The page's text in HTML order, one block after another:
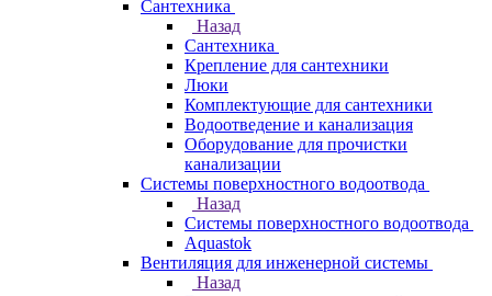
Сантехника
Назад
Сантехника
Крепление для сантехники
Люки
Комплектующие для сантехники
Водоотведение и канализация
Оборудование для прочистки
канализации
Системы поверхностного водоотвода
Назад
Системы поверхностного водоотвода
Aquastok
Вентиляция для инженерной системы
Назад